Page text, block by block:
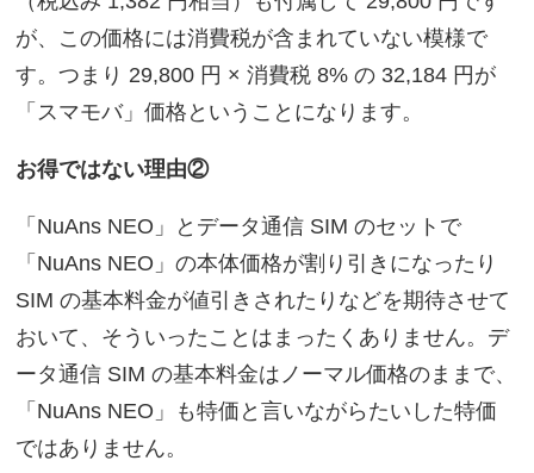
が、この価格には消費税が含まれていない模様で
す。つまり 29,800 円 × 消費税 8% の 32,184 円が
「スマモバ」価格ということになります。
お得ではない理由②
「NuAns NEO」とデータ通信 SIM のセットで
「NuAns NEO」の本体価格が割り引きになったり
SIM の基本料金が値引きされたりなどを期待させて
おいて、そういったことはまったくありません。デ
ータ通信 SIM の基本料金はノーマル価格のままで、
「NuAns NEO」も特価と言いながらたいした特価
ではありません。